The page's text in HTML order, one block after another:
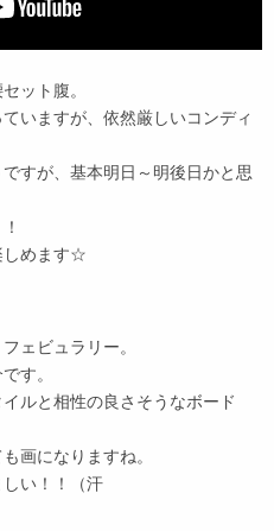
ット腹。
いますが、依然厳しいコンディ
すが、基本明日～明後日かと思
しめます☆
ェビュラリー。
す。
ルと相性の良さそうなボード
画になりますね。
い！！（汗